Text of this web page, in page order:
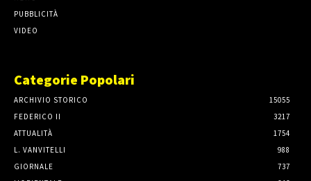
PUBBLICITÀ
VIDEO
Categorie Popolari
ARCHIVIO STORICO
15055
FEDERICO II
3217
ATTUALITÀ
1754
L. VANVITELLI
988
GIORNALE
737